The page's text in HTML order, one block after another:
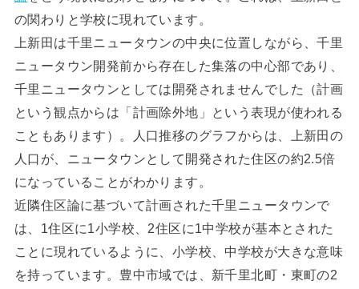
の関わりと学校に現れています。
上新田は千里ニュータウンの中央に位置しながら、千里
ニュータウン開発前から存在した集落の中心部であり、
千里ニュータウンとしては開発されませんでした（計画
という観点からは「計画除外地」という表現が使われる
こともあります）。人口推移のグラフからは、上新田の
人口が、ニュータウンとして開発された住区の約2.5倍
になっていることがわかります。
近隣住区論に基づいて計画された千里ニュータウンで
は、1住区に1小学校、2住区に1中学校が基本とされた
ことに現れているように、小学校、中学校が大きな意味
を持っています。豊中市域では、新千里北町・東町の2